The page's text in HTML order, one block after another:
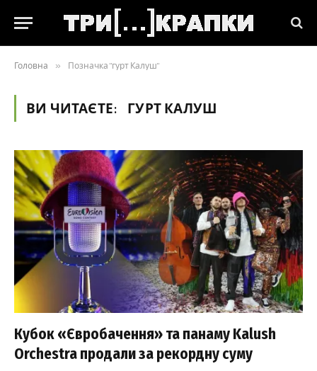
Головна » Позначка "гурт Калуш"
ВИ ЧИТАЄТЕ: ГУРТ КАЛУШ
Кубок «Євробачення» та панаму Kalush
Orchestra продали за рекордну суму